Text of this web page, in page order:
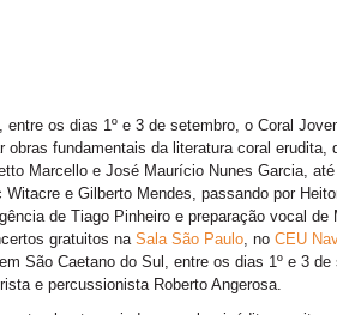
entre os dias 1º e 3 de setembro, o Coral
obras fundamentais da literatura coral erudita,
Marcello e José Maurício Nunes Garcia, até
e Gilberto Mendes, passando por
de Tiago Pinheiro e preparação vocal de
gratuitos na Sala São Paulo, no CEU
São Caetano do Sul, entre os dias 1º e 3 de
e percussionista Roberto Angerosa.